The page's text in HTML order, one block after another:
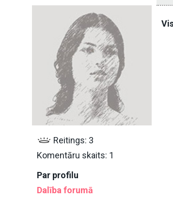
Reitings: 3
Komentāru skaits: 1
Par profilu
Dalība forumā